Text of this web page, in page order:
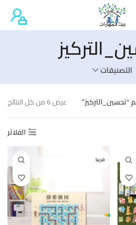
التصنيفات
عرض ⁦6⁩ من كل النتائج
الفلاتر
قريبا